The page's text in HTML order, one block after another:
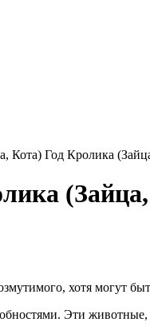
Кота) Год Кролика
хотя могут
Эти животные,